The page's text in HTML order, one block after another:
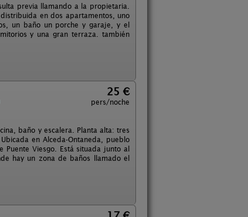
previa llamando a la propietaria.
en dos apartamentos, uno
un baño un porche y garaje, y el
y una gran terraza. también
25 €
pers/noche
baño y escalera. Planta alta: tres
en Alceda-Ontaneda, pueblo
Viesgo. Está situada junto al
hay un zona de baños llamado el